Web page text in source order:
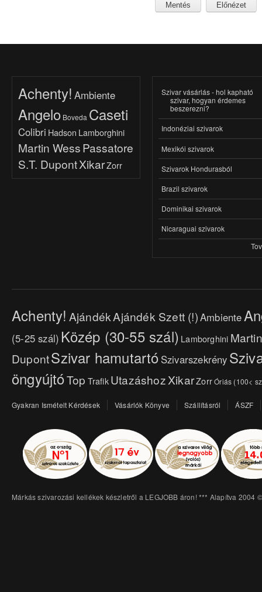
Achenty! Ambiente
Angelo Boveda Caseti
Colibri Hadson Lamborghini
Martin WessPassatore
S.T. DupontXikarZorr
Szivar vásárlás - hol kapható
szivar, hogyan érdemes
beszerezni?
Indonéziai szivarok
Mexikói szivarok
Szivarok Hondurasból
Brazil szivarok
Dominikai szivarok
Nicaraguai szivarok
Achenty! AjándékAjándék Szett (!)Ambiente
(5-25 szál) Közép (30-55 szál) Lamborghini
DupontSzivar hamutartó Szivarszekrény
öngyújtóTop TrafikUtazáshozXikarZorrÓriás (100<
Gyakran Ismételt Kérdések Vásárlók Könyve Szállításról ÁSZF
Márkás szivarozási kellékek készletről a LEGJOBB áron! *** Alapítva 2004